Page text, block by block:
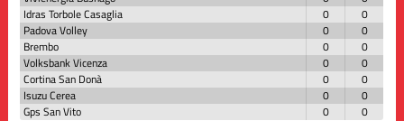
Idras Torbole Casaglia
0
0
Padova Volley
0
0
Brembo
0
0
Volksbank Vicenza
0
0
Cortina San Donà
0
0
Isuzu Cerea
0
0
Gps San Vito
0 0